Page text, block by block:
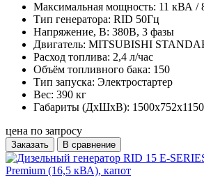
Максимальная мощность: 11 кВА /
Тип генератора: RID 50Гц
Напряжение, В: 380В, 3 фазы
Двигатель: MITSUBISHI
Расход топлива: 2,4 л/час
Объём топливного бака: 150
Тип запуска: Электростартер
Вес: 390 кг
Габариты (ДхШхВ): 1500x752x1150
цена по запросу
Заказать В сравнение